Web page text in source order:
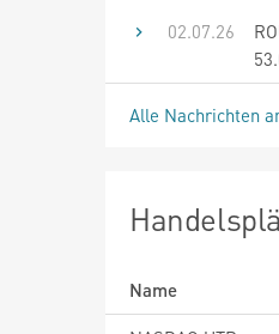
02.07.26
Alle Nachrichten
Name